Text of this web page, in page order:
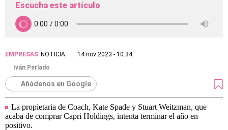
Escucha este artículo
EMPRESAS NOTICIA
14 nov 2023 - 10:34
Iván Perlado
Añádenos en Google
La propietaria de Coach, Kate Spade y Stuart Weitzman, que
acaba de comprar Capri Holdings, intenta terminar el año en
positivo.